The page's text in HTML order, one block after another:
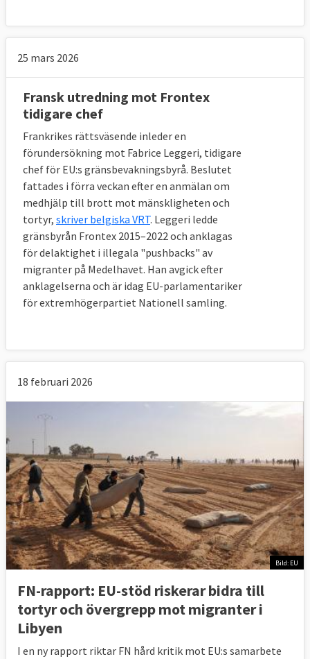
25 mars 2026
Fransk utredning mot Frontex
tidigare chef
Frankrikes rättsväsende inleder en
förundersökning mot Fabrice Leggeri, tidigare
chef för EU:s gränsbevakningsbyrå. Beslutet
fattades i förra veckan efter en anmälan om
medhjälp till brott mot mänskligheten och
tortyr, skriver belgiska VRT. Leggeri ledde
gränsbyrån Frontex 2015–2022 och anklagas
för delaktighet i illegala "pushbacks" av
migranter på Medelhavet. Han avgick efter
anklagelserna och är idag EU-parlamentariker
för extremhögerpartiet Nationell samling.
18 februari 2026
Bild: EU
FN-rapport: EU-stöd riskerar bidra till
tortyr och övergrepp mot migranter i
Libyen
I en ny rapport riktar FN hård kritik mot EU:s samarbete